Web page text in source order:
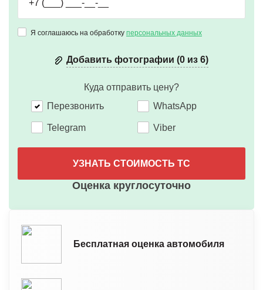
Я соглашаюсь на обработку персональных данных
Добавить фотографии (0 из 6)
Куда отправить цену?
Перезвонить
WhatsApp
Telegram Viber
УЗНАТЬ СТОИМОСТЬ ТС
Оценка круглосуточно
Бесплатная оценка автомобиля